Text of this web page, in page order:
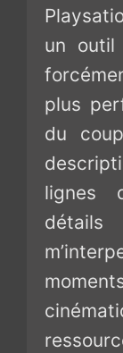
un outil
plus
du
lignes